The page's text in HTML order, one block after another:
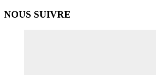
NOUS SUIVRE